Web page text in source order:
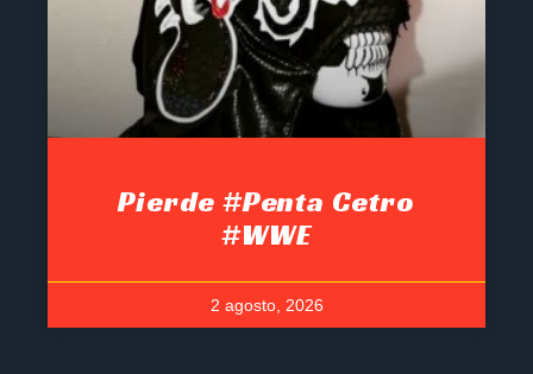
Pierde #Penta Cetro
#WWE
2 agosto, 2026